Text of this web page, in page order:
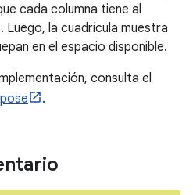
cada columna tiene al
Luego, la cuadrícula muestra
en el espacio disponible.
consulta el
.